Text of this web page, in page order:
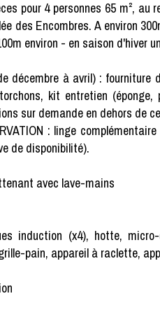
pour 4 personnes 65 m²,
des Encombres. A environ
environ - en saison d'hiver
décembre à avril) :
kit entretien
sur demande en dehors de
: linge
de disponibilité).
avec lave-mains
induction (x4), hotte,
pain, appareil à raclette,